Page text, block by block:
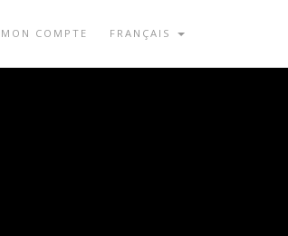
MON COMPTE FRANÇAIS